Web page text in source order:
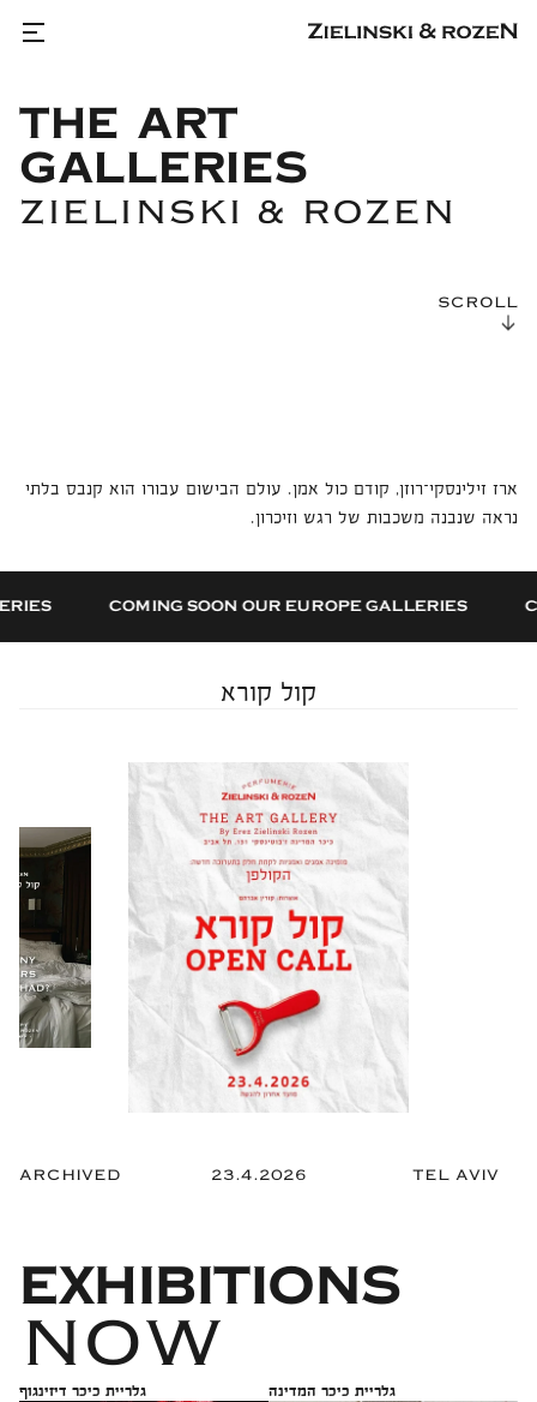
THE ART
GALLERIES
ZIELINSKI & ROZEN
SCROLL
ארז זילינסקי־רוזן, קודם כול אמן. עולם הבישום עבורו הוא קנבס בלתי
נראה שנבנה משכבות של רגש וזיכרון.
COMING SOON OUR EUROPE GALLERIES COMING
קול קורא
ARCHIVED 23.4.2026 TEL AVIV
EXHIBITIONS
NOW
גלריית כיכר דיזינגוף גלריית כיכר המדינה